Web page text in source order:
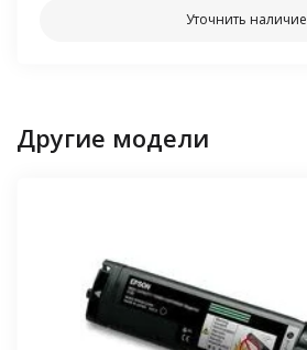
Уточнить наличие
Другие модели